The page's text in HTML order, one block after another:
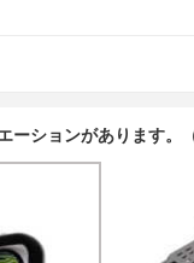
ーションがあります。